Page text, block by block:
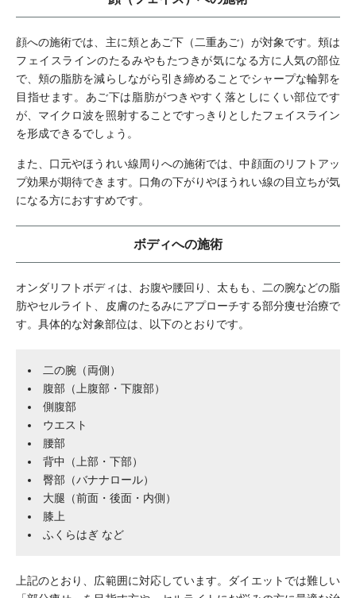
顔への施術では、主に頬とあご下（二重あご）が対象です。頬は
フェイスラインのたるみやもたつきが気になる方に人気の部位
で、頬の脂肪を減らしながら引き締めることでシャープな輪郭を
目指せます。あご下は脂肪がつきやすく落としにくい部位です
が、マイクロ波を照射することですっきりとしたフェイスライン
を形成できるでしょう。
また、口元やほうれい線周りへの施術では、中顔面のリフトアッ
プ効果が期待できます。口角の下がりやほうれい線の目立ちが気
になる方におすすめです。
ボディへの施術
オンダリフトボディは、お腹や腰回り、太もも、二の腕などの脂
肪やセルライト、皮膚のたるみにアプローチする部分痩せ治療で
す。具体的な対象部位は、以下のとおりです。
二の腕（両側）
腹部（上腹部・下腹部）
側腹部
ウエスト
腰部
背中（上部・下部）
臀部（バナナロール）
大腿（前面・後面・内側）
膝上
ふくらはぎ など
上記のとおり、広範囲に対応しています。ダイエットでは難しい